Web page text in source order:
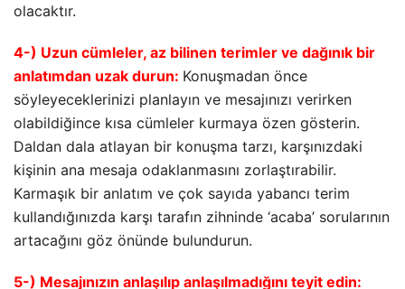
olacaktır.
4-) Uzun cümleler, az bilinen terimler ve dağınık bir
anlatımdan uzak durun: Konuşmadan önce
söyleyeceklerinizi planlayın ve mesajınızı verirken
olabildiğince kısa cümleler kurmaya özen gösterin.
Daldan dala atlayan bir konuşma tarzı, karşınızdaki
kişinin ana mesaja odaklanmasını zorlaştırabilir.
Karmaşık bir anlatım ve çok sayıda yabancı terim
kullandığınızda karşı tarafın zihninde ‘acaba’ sorularının
artacağını göz önünde bulundurun.
5-) Mesajınızın anlaşılıp anlaşılmadığını teyit edin: